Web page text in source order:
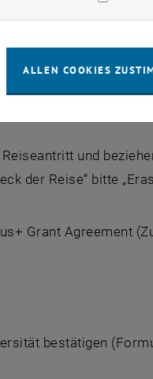
Partner im Ausland.
fest, lassen Sie
an das International
und
der Reise“ bitte
Grant Agreement
bestätigen
ALLEN COOKIES